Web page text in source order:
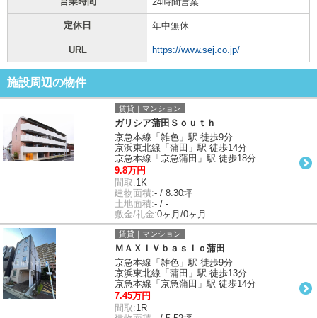
定休日 年中無休
URL https://www.sej.co.jp/
施設周辺の物件
賃貸｜マンション
ガリシア蒲田Ｓｏｕｔｈ
京急本線「雑色」駅 徒歩9分
京浜東北線「蒲田」駅 徒歩14分
京急本線「京急蒲田」駅 徒歩18分
9.8万円
間取:1K
建物面積:- / 8.30坪
土地面積:- / -
敷金/礼金:0ヶ月/0ヶ月
賃貸｜マンション
ＭＡＸＩＶｂａｓｉｃ蒲田
京急本線「雑色」駅 徒歩9分
京浜東北線「蒲田」駅 徒歩13分
京急本線「京急蒲田」駅 徒歩14分
7.45万円
間取:1R